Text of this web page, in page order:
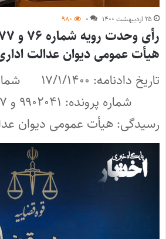
۲۵ اردیبهشت ۱۴۰۰ ۰ ۹۸۰
هیأت عمومی دیوان عدالت
رسیدگی: هیأت عمومی دیوان